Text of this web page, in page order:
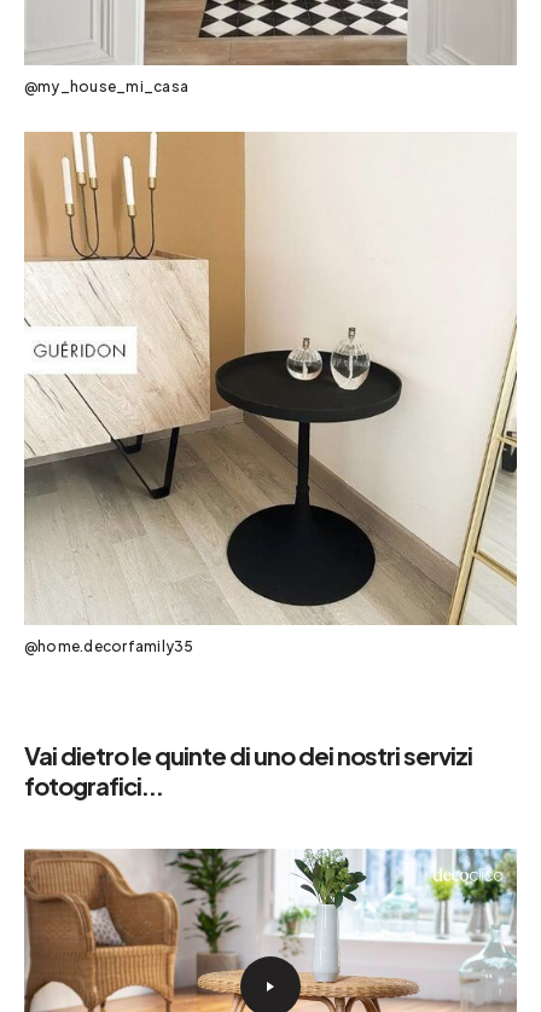
@my_house_mi_casa
@home.decorfamily35
Vai dietro le quinte di uno dei nostri servizi
fotografici...